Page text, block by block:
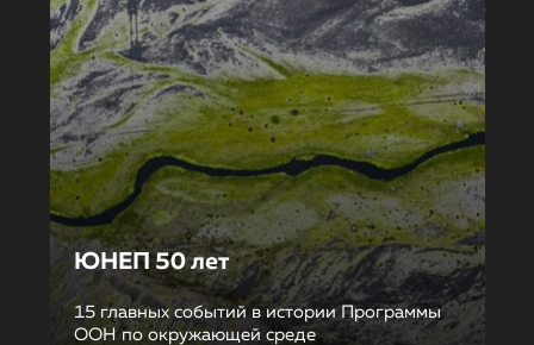
ЮНЕП 50 лет
15 главных событий в истории Программы
ООН по окружающей среде